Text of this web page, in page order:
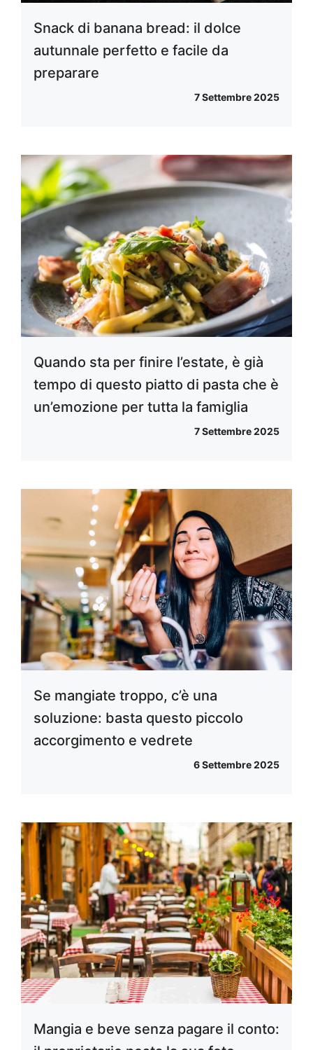
Snack di banana bread: il dolce
autunnale perfetto e facile da
preparare
7 Settembre 2025
Quando sta per finire l’estate, è già
tempo di questo piatto di pasta che è
un’emozione per tutta la famiglia
7 Settembre 2025
Se mangiate troppo, c’è una
soluzione: basta questo piccolo
accorgimento e vedrete
6 Settembre 2025
Mangia e beve senza pagare il conto: